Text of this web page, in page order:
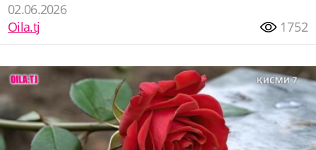
02.06.2026
Oila.tj
1752